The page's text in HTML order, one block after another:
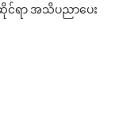
င်ရာ အသိပညာပေး